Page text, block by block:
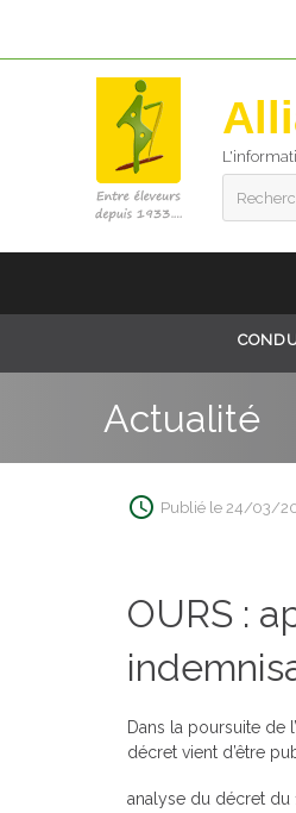
Actualité
Publié le 24/03/
OURS :
Dans la poursuite de
décret vient d’être
analyse du décret du